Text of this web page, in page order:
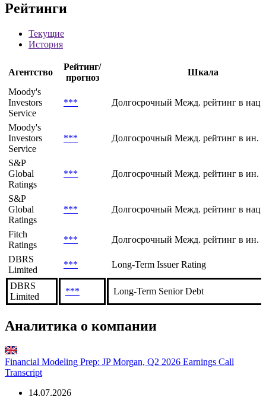
Рейтинги
Текущие
История
Агентство
Рейтинг/
прогноз
Шкала
Moody's
Investors
Service
*** Долгосрочный Межд. рейтинг в нац.
Moody's
Investors
Service
*** Долгосрочный Межд. рейтинг в ин.
S&P
Global
Ratings
*** Долгосрочный Межд. рейтинг в ин.
S&P
Global
Ratings
*** Долгосрочный Межд. рейтинг в нац.
Fitch
Ratings
***
Долгосрочный Межд. рейтинг в ин.
DBRS
Limited
*** Long-Term Issuer Rating
DBRS
Limited
*** Long-Term Senior Debt
Аналитика о компании
Financial Modeling Prep: JP Morgan, Q2 2026 Earnings Call
Transcript
14.07.2026